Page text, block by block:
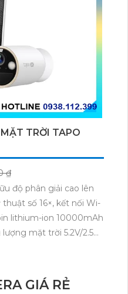
TRỜI TAPO
₫
độ phân giải cao lên
số 16×, kết nối Wi-
lithium-ion 10000mAh
mặt trời 5.2V/2.5W.
GIÁ RẺ